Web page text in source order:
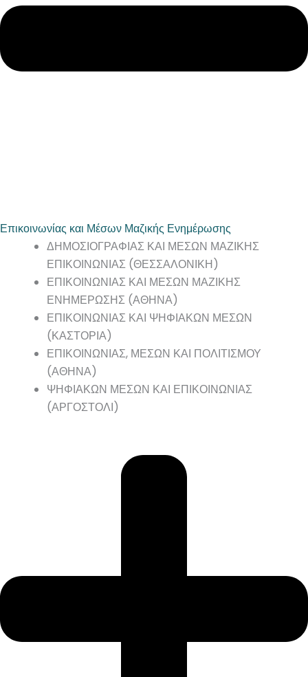
Επικοινωνίας και Μέσων Μαζικής Ενημέρωσης
ΔΗΜΟΣΙΟΓΡΑΦΙΑΣ ΚΑΙ ΜΕΣΩΝ ΜΑΖΙΚΗΣ
ΕΠΙΚΟΙΝΩΝΙΑΣ (ΘΕΣΣΑΛΟΝΙΚΗ)
ΕΠΙΚΟΙΝΩΝΙΑΣ ΚΑΙ ΜΕΣΩΝ ΜΑΖΙΚΗΣ
ΕΝΗΜΕΡΩΣΗΣ (ΑΘΗΝΑ)
ΕΠΙΚΟΙΝΩΝΙΑΣ ΚΑΙ ΨΗΦΙΑΚΩΝ ΜΕΣΩΝ
(ΚΑΣΤΟΡΙΑ)
ΕΠΙΚΟΙΝΩΝΙΑΣ, ΜΕΣΩΝ ΚΑΙ ΠΟΛΙΤΙΣΜΟΥ
(ΑΘΗΝΑ)
ΨΗΦΙΑΚΩΝ ΜΕΣΩΝ ΚΑΙ ΕΠΙΚΟΙΝΩΝΙΑΣ
(ΑΡΓΟΣΤΟΛΙ)